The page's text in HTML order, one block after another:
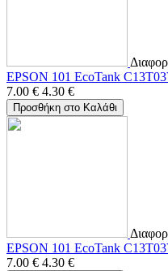
EPSON 101 EcoTank
7.00 € 4.30 €
Προσθήκη στο Καλάθι
EPSON 101 EcoTank
7.00 € 4.30 €